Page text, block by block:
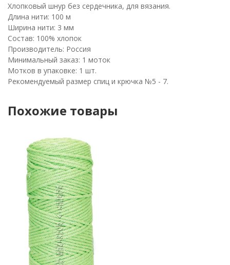
Хлопковый шнур без сердечника, для вязания.
Длина нити: 100 м
Ширина нити: 3 мм
Состав: 100% хлопок
Производитель: Россия
Минимальный заказ: 1 моток
Мотков в упаковке: 1 шт.
Рекомендуемый размер спиц и крючка №5 - 7.
Похожие товары